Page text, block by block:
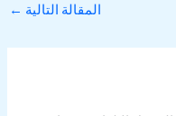
المقالة التالية ←